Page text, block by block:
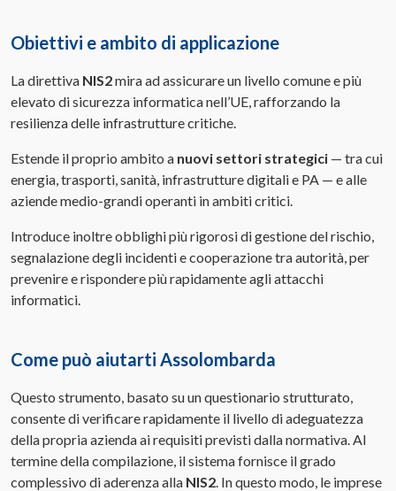
Obiettivi e ambito di applicazione
La direttiva NIS2mira ad assicurare un livello comune e più
elevato di sicurezza informatica nell’UE, rafforzando la
resilienza delle infrastrutture critiche.
Estende il proprio ambito a nuovi settori strategici — tra cui
energia, trasporti, sanità, infrastrutture digitali e PA — e alle
aziende medio-grandi operanti in ambiti critici.
Introduce inoltre obblighi più rigorosi di gestione del rischio,
segnalazione degli incidenti e cooperazione tra autorità, per
prevenire e rispondere più rapidamente agli attacchi
informatici.
Come può aiutarti Assolombarda
Questo strumento, basato su un questionario strutturato,
consente di verificare rapidamente il livello di adeguatezza
della propria azienda ai requisiti previsti dalla normativa. Al
termine della compilazione, il sistema fornisce il grado
complessivo di aderenza alla NIS2. In questo modo, le imprese